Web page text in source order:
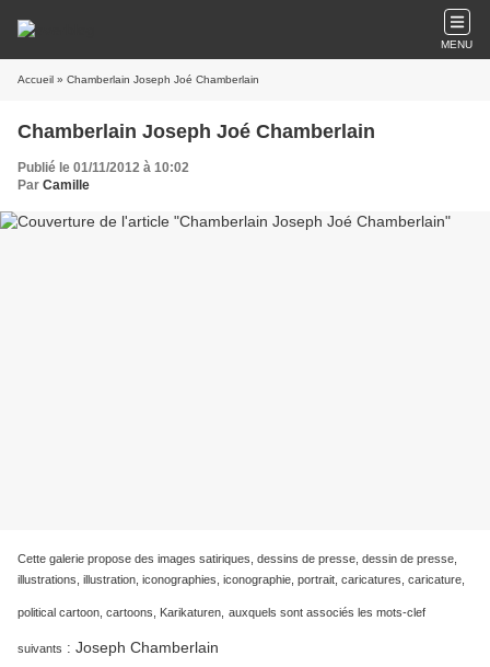
MENU
Accueil » Chamberlain Joseph Joé Chamberlain
Chamberlain Joseph Joé Chamberlain
Publié le 01/11/2012 à 10:02
Par Camille
Cette galerie propose des images satiriques, dessins de presse, dessin de presse,
illustrations, illustration, iconographies, iconographie, portrait, caricatures, caricature,
political cartoon, cartoons, Karikaturen, auxquels sont associés les mots-clef
suivants : Joseph Chamberlain